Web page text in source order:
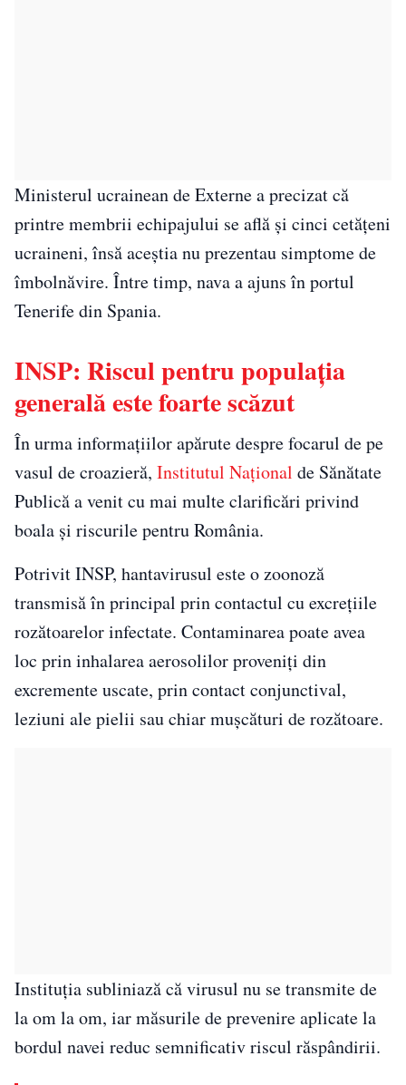
Ministerul ucrainean de Externe a precizat că
printre membrii echipajului se află și cinci cetățeni
ucraineni, însă aceștia nu prezentau simptome de
îmbolnăvire. Între timp, nava a ajuns în portul
Tenerife din Spania.
INSP: Riscul pentru populația
generală este foarte scăzut
În urma informațiilor apărute despre focarul de pe
vasul de croazieră, Institutul Național de Sănătate
Publică a venit cu mai multe clarificări privind
boala și riscurile pentru România.
Potrivit INSP, hantavirusul este o zoonoză
transmisă în principal prin contactul cu excrețiile
rozătoarelor infectate. Contaminarea poate avea
loc prin inhalarea aerosolilor proveniți din
excremente uscate, prin contact conjunctival,
leziuni ale pielii sau chiar mușcături de rozătoare.
Instituția subliniază că virusul nu se transmite de
la om la om, iar măsurile de prevenire aplicate la
bordul navei reduc semnificativ riscul răspândirii.